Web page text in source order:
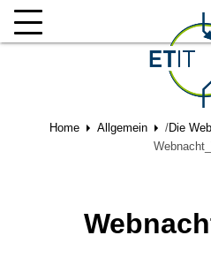
Home Allgemein /Die